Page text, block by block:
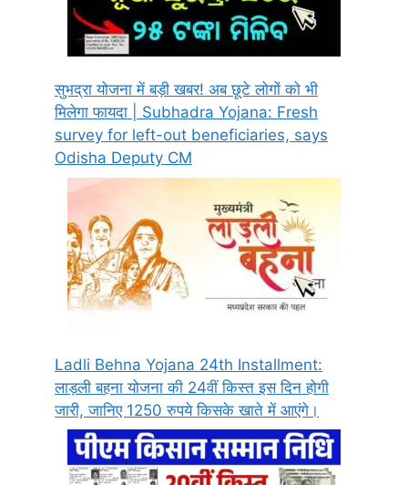
सुभद्रा योजना में बड़ी खबर! अब छूटे लोगों को भी
मिलेगा फायदा | Subhadra Yojana: Fresh
survey for left-out beneficiaries, says
Odisha Deputy CM
Ladli Behna Yojana 24th Installment:
लाड़ली बहना योजना की 24वीं किस्त इस दिन होगी
जारी, जानिए 1250 रुपये किसके खाते में आएंगे।